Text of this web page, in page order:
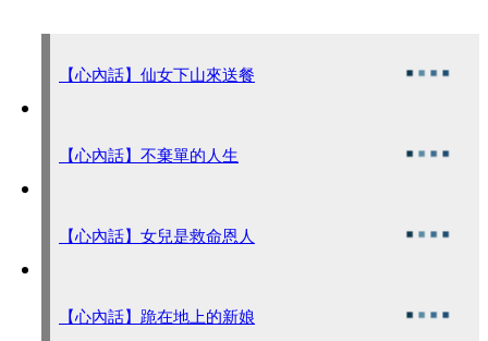
【心內話】仙女下山來送餐
【心內話】不棄單的人生
【心內話】女兒是救命恩人
【心內話】跪在地上的新娘